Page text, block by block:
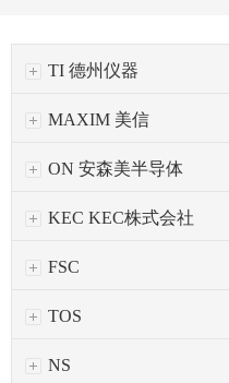
TI 德州仪器
MAXIM 美信
ON 安森美半导体
KEC KEC株式会社
FSC
TOS
NS